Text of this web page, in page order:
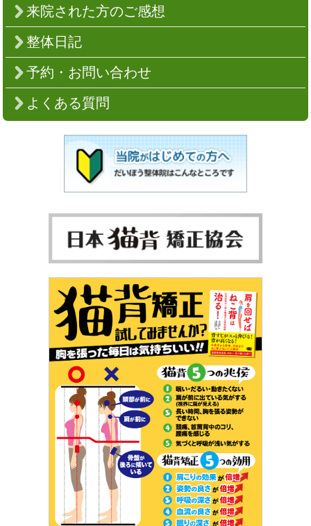
来院された方のご感想
整体日記
予約・お問い合わせ
よくある質問